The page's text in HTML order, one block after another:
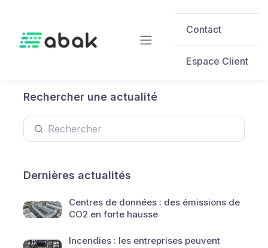
Contact
Espace Client
Rechercher une actualité
Dernières actualités
Centres de données : des émissions de
CO2 en forte hausse
Incendies : les entreprises peuvent